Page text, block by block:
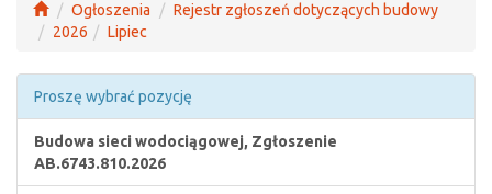
Ogłoszenia
Rejestr zgłoszeń dotyczących budowy
2026
Lipiec
Proszę wybrać pozycję
Budowa sieci wodociągowej, Zgłoszenie
AB.6743.810.2026